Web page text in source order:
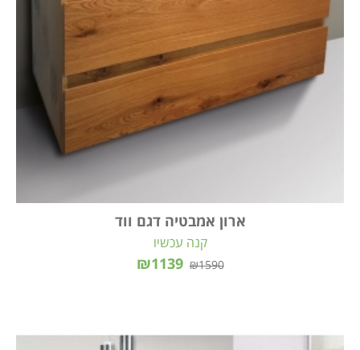
ארון אמבטיה דגם ווד
₪1590
₪1139
קנה עכשיו